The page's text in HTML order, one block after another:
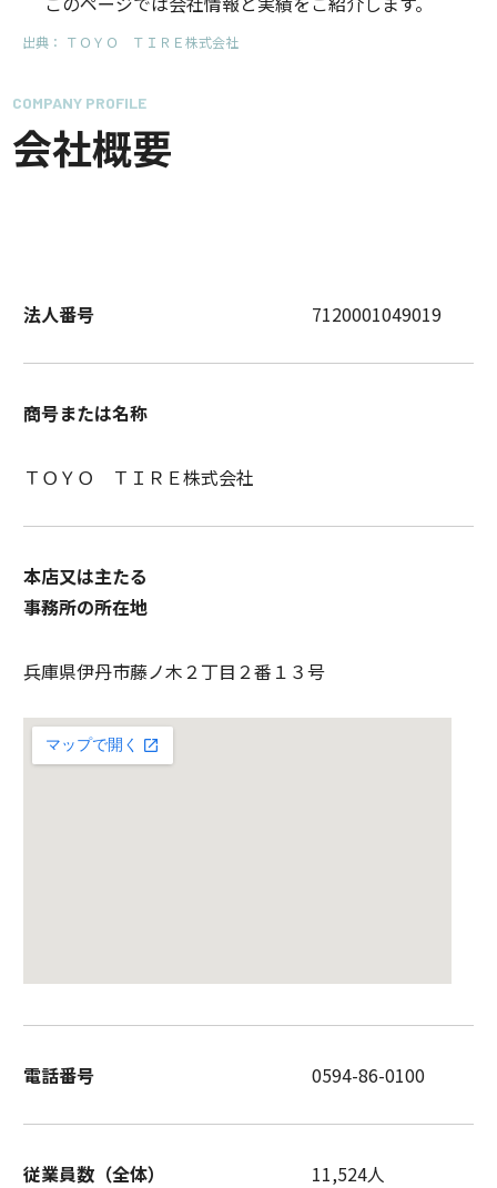
出典： ＴＯＹＯ ＴＩＲＥ株式会社
COMPANY PROFILE
会社概要
法人番号 7120001049019
商号または名称
ＴＯＹＯ ＴＩＲＥ株式会社
本店又は主たる
事務所の所在地
兵庫県伊丹市藤ノ木２丁目２番１３号
電話番号 0594-86-0100
従業員数（全体） 11,524人